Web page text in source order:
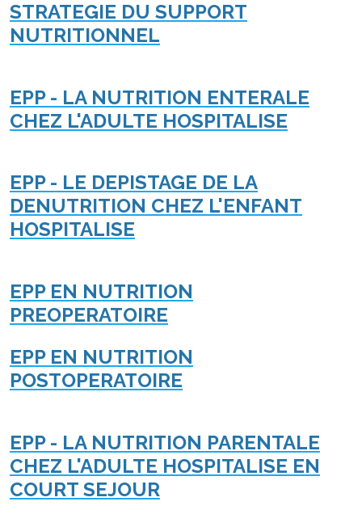
STRATEGIE DU SUPPORT
NUTRITIONNEL
EPP - LA NUTRITION ENTERALE
CHEZ L'ADULTE HOSPITALISE
EPP - LE DEPISTAGE DE LA
DENUTRITION CHEZ L'ENFANT
HOSPITALISE
EPP EN NUTRITION
PREOPERATOIRE
EPP EN NUTRITION
POSTOPERATOIRE
EPP - LA NUTRITION PARENTALE
CHEZ L'ADULTE HOSPITALISE EN
COURT SEJOUR